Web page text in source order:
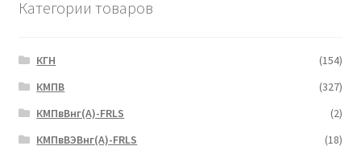
Категории товаров
КГН
(154)
КМПВ
(327)
КМПвВнг(А)-FRLS
(2)
КМПвВЭВнг(А)-FRLS
(18)